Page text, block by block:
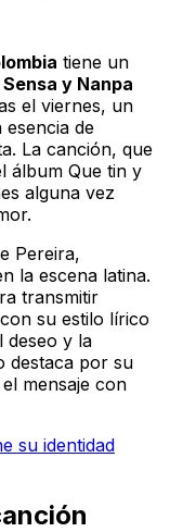
tiene un
y Nanpa
el viernes, un
esencia de
La canción, que
álbum Que tin y
alguna vez
Pereira,
la escena latina.
transmitir
su estilo lírico
deseo y la
destaca por su
mensaje con
su identidad